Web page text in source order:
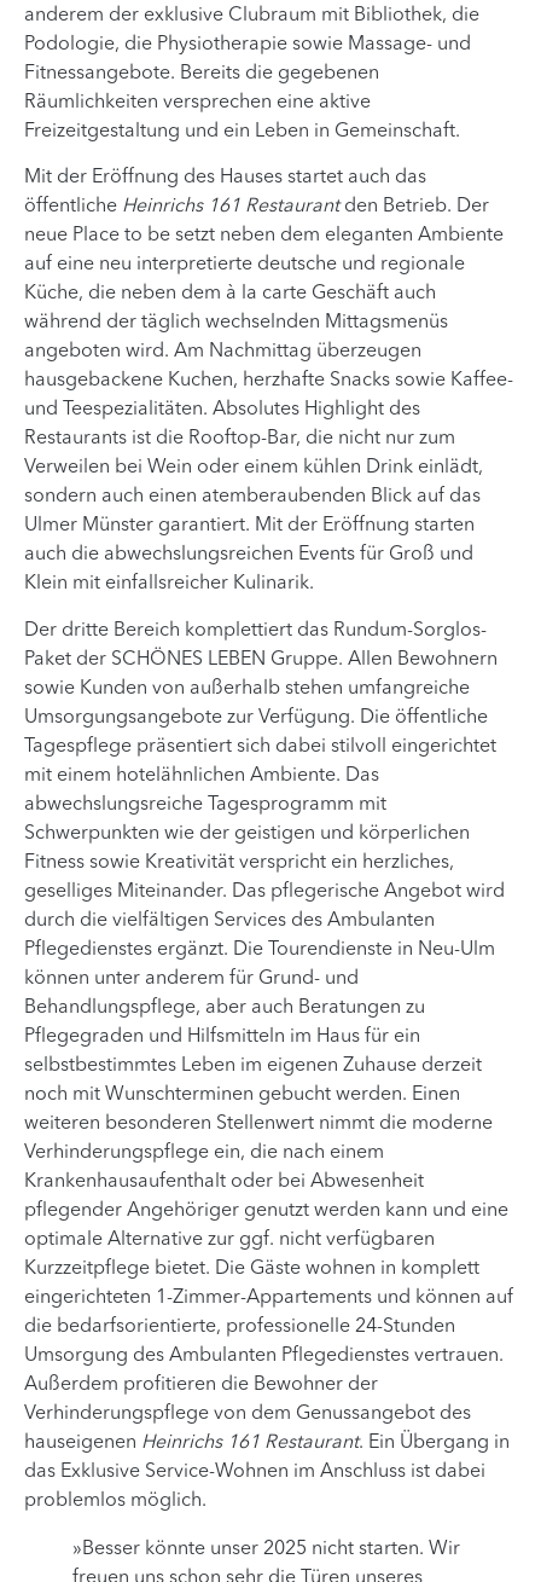
anderem der exklusive Clubraum mit Bibliothek, die
Podologie, die Physiotherapie sowie Massage- und
Fitnessangebote. Bereits die gegebenen
Räumlichkeiten versprechen eine aktive
Freizeitgestaltung und ein Leben in Gemeinschaft.
Mit der Eröffnung des Hauses startet auch das
öffentliche Heinrichs 161 Restaurantden Betrieb. Der
neue Place to be setzt neben dem eleganten Ambiente
auf eine neu interpretierte deutsche und regionale
Küche, die neben dem à la carte Geschäft auch
während der täglich wechselnden Mittagsmenüs
angeboten wird. Am Nachmittag überzeugen
hausgebackene Kuchen, herzhafte Snacks sowie Kaffee-
und Teespezialitäten. Absolutes Highlight des
Restaurants ist die Rooftop-Bar, die nicht nur zum
Verweilen bei Wein oder einem kühlen Drink einlädt,
sondern auch einen atemberaubenden Blick auf das
Ulmer Münster garantiert. Mit der Eröffnung starten
auch die abwechslungsreichen Events für Groß und
Klein mit einfallsreicher Kulinarik.
Der dritte Bereich komplettiert das Rundum-Sorglos-
Paket der SCHÖNES LEBEN Gruppe. Allen Bewohnern
sowie Kunden von außerhalb stehen umfangreiche
Umsorgungsangebote zur Verfügung. Die öffentliche
Tagespflege präsentiert sich dabei stilvoll eingerichtet
mit einem hotelähnlichen Ambiente. Das
abwechslungsreiche Tagesprogramm mit
Schwerpunkten wie der geistigen und körperlichen
Fitness sowie Kreativität verspricht ein herzliches,
geselliges Miteinander. Das pflegerische Angebot wird
durch die vielfältigen Services des Ambulanten
Pflegedienstes ergänzt. Die Tourendienste in Neu-Ulm
können unter anderem für Grund- und
Behandlungspflege, aber auch Beratungen zu
Pflegegraden und Hilfsmitteln im Haus für ein
selbstbestimmtes Leben im eigenen Zuhause derzeit
noch mit Wunschterminen gebucht werden. Einen
weiteren besonderen Stellenwert nimmt die moderne
Verhinderungspflege ein, die nach einem
Krankenhausaufenthalt oder bei Abwesenheit
pflegender Angehöriger genutzt werden kann und eine
optimale Alternative zur ggf. nicht verfügbaren
Kurzzeitpflege bietet. Die Gäste wohnen in komplett
eingerichteten 1-Zimmer-Appartements und können auf
die bedarfsorientierte, professionelle 24-Stunden
Umsorgung des Ambulanten Pflegedienstes vertrauen.
Außerdem profitieren die Bewohner der
Verhinderungspflege von dem Genussangebot des
hauseigenen Heinrichs 161 Restaurant. Ein Übergang in
das Exklusive Service-Wohnen im Anschluss ist dabei
problemlos möglich.
»Besser könnte unser 2025 nicht starten. Wir
freuen uns schon sehr die Türen unseres